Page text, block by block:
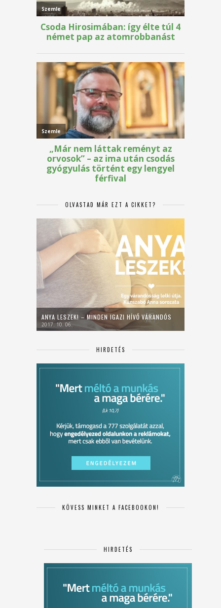
OLVASTAD MÁR EZT A CIKKET?
ANYA LESZEK! – MINDEN IGAZI HÍVŐ VÁRANDÓS
2017. 10. 06.
HIRDETÉS
KÖVESS MINKET A FACEBOOKON!
HIRDETÉS